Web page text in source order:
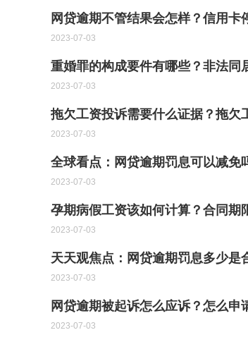
网贷逾期不管结果会怎样？信用
2023-07-03
重婚罪的构成要件有哪些？非法同
2023-07-03
拖欠工资投诉需要什么证据？拖欠
2023-07-03
全球看点：网贷逾期罚息可以减免
2023-07-03
孕期病假工资该如何计算？合同期
2023-07-03
天天观焦点：网贷逾期罚息多少是
2023-07-03
网贷逾期被起诉怎么应诉？怎么申
2023-07-03